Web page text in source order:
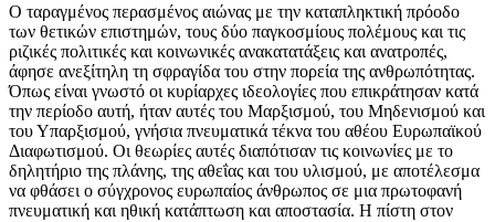
Ο ταραγμένος περασμένος αιώνας με την καταπληκτική πρόοδο
των θετικών επιστημών, τους δύο παγκοσμίους πολέμους και τις
ριζικές πολιτικές και κοινωνικές ανακατατάξεις και ανατροπές,
άφησε ανεξίτηλη τη σφραγίδα του στην πορεία της ανθρωπότητας.
Όπως είναι γνωστό οι κυρίαρχες ιδεολογίες που επικράτησαν κατά
την περίοδο αυτή, ήταν αυτές του Μαρξισμού, του Μηδενισμού και
του Υπαρξισμού, γνήσια πνευματικά τέκνα του αθέου Ευρωπαϊκού
Διαφωτισμού. Οι θεωρίες αυτές διαπότισαν τις κοινωνίες με το
δηλητήριο της πλάνης, της αθεΐας και του υλισμού, με αποτέλεσμα
να φθάσει ο σύγχρονος ευρωπαίος άνθρωπος σε μια πρωτοφανή
πνευματική και ηθική κατάπτωση και αποστασία. Η πίστη στον